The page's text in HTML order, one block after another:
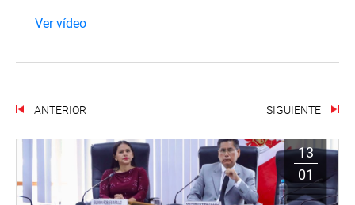
Ver vídeo
ANTERIOR SIGUIENTE
13
01